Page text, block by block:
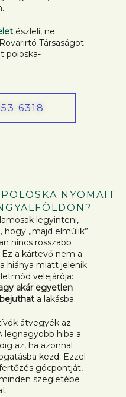
észleli, ne
Társaságot –
poloska-
6318
NYOMAIT
legyinteni,
„majd elmúlik”.
nincs rosszabb
a kártevő nem a
hiánya miatt jelenik
velejárója:
akár egyetlen
a lakásba.
átvegyék az
legnagyobb hiba a
az, ha azonnal
kezd. Ezzel
gócpontját,
szegletébe